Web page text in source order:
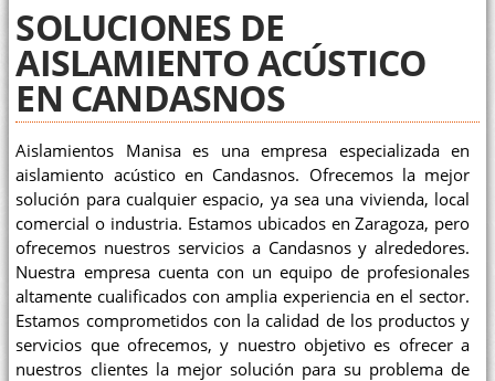
SOLUCIONES DE
AISLAMIENTO ACÚSTICO
EN CANDASNOS
Aislamientos Manisa es una empresa especializada en
aislamiento acústico en Candasnos. Ofrecemos la mejor
solución para cualquier espacio, ya sea una vivienda, local
comercial o industria. Estamos ubicados en Zaragoza, pero
ofrecemos nuestros servicios a Candasnos y alrededores.
Nuestra empresa cuenta con un equipo de profesionales
altamente cualificados con amplia experiencia en el sector.
Estamos comprometidos con la calidad de los productos y
servicios que ofrecemos, y nuestro objetivo es ofrecer a
nuestros clientes la mejor solución para su problema de